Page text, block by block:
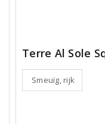
Terre Al Sole
Smeuïg, rijk